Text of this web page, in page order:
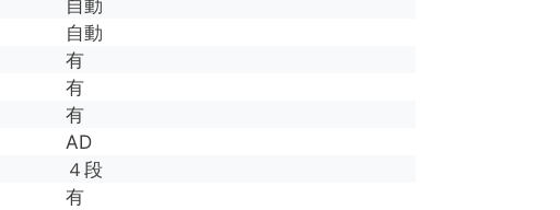
自動
自動
有
有
有
AD
４段
有